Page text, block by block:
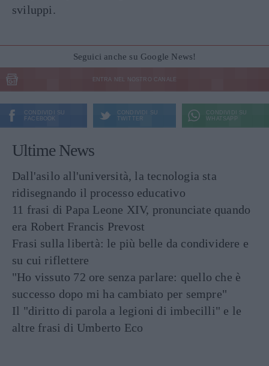
sviluppi.
Seguici anche su Google News!
ENTRA NEL NOSTRO CANALE
CONDIVIDI SU
FACEBOOK
CONDIVIDI SU
TWITTER
CONDIVIDI SU
WHATSAPP
Ultime News
Dall'asilo all'università, la tecnologia sta
ridisegnando il processo educativo
11 frasi di Papa Leone XIV, pronunciate quando
era Robert Francis Prevost
Frasi sulla libertà: le più belle da condividere e
su cui riflettere
"Ho vissuto 72 ore senza parlare: quello che è
successo dopo mi ha cambiato per sempre"
Il "diritto di parola a legioni di imbecilli" e le
altre frasi di Umberto Eco